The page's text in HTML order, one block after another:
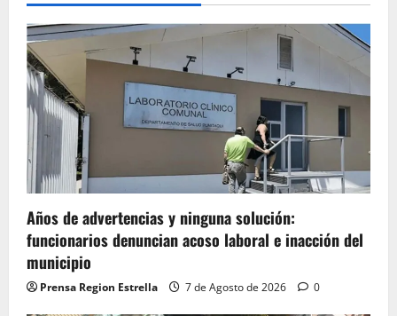
Años de advertencias y ninguna solución:
funcionarios denuncian acoso laboral e inacción del
municipio
Prensa Region Estrella 7 de Agosto de 2026 0